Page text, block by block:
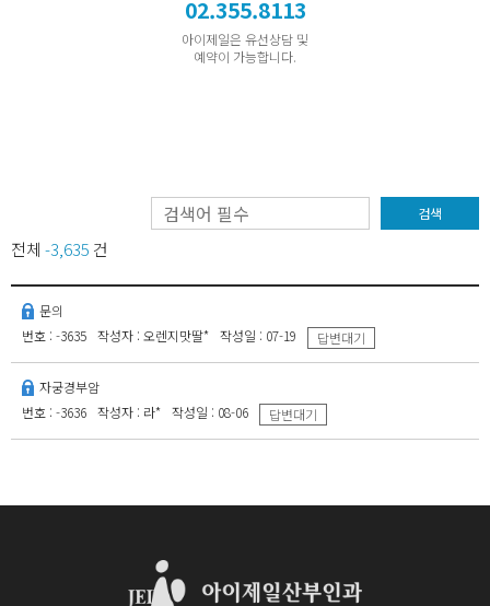
02.355.8113
아이제일은 유선상담 및
예약이 가능합니다.
검색
전체 -3,635 건
문의
번호 : -3635 작성자 : 오렌지맛딸* 작성일 : 07-19 답변대기
자궁경부암
번호 : -3636 작성자 : 라* 작성일 : 08-06 답변대기